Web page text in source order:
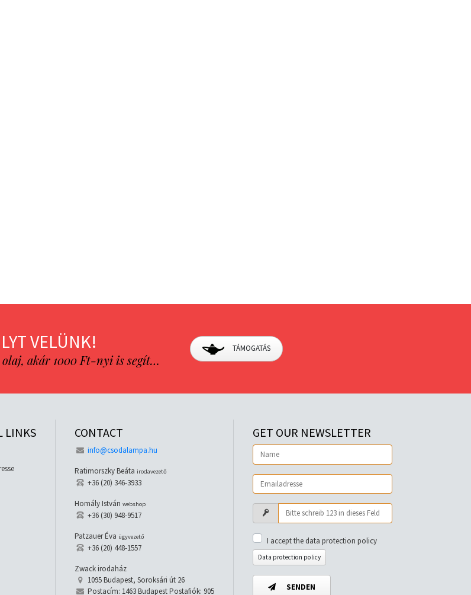
VELÜNK!
olaj, akár 1000 Ft-nyi is segít…
TÁMOGATÁS
LINKS CONTACT
info@csodalampa.hu
Ratimorszky Beáta irodavezető
+36 (20) 346-3933
Homály Istvánwebshop
+36 (30) 948-9517
Patzauer Éva ügyvezető
+36 (20) 448-1557
Zwack irodaház
1095 Budapest, Soroksári út 26
Postacím: 1463 Budapest Postafiók: 905
GET OUR NEWSLETTER
I accept the data protection policy
Data protection policy
SENDEN